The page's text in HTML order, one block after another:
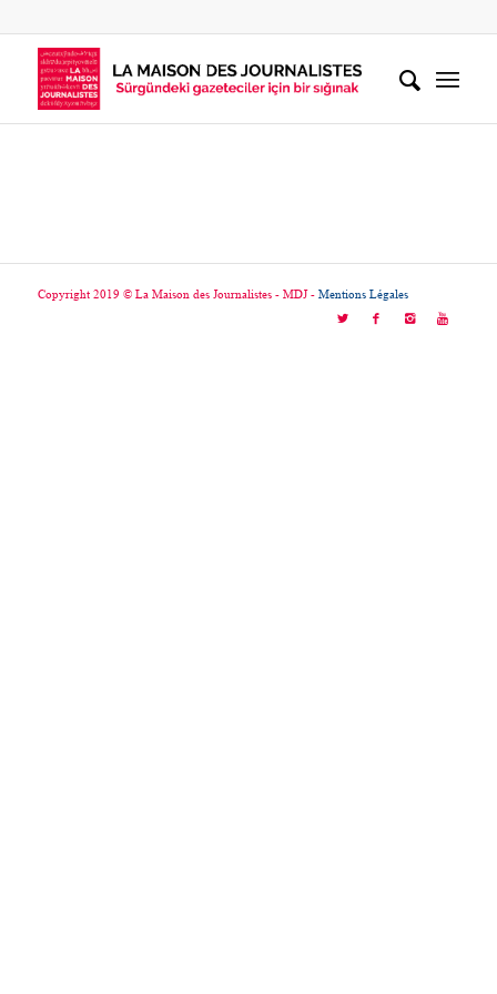
Copyright 2019 © La Maison des Journalistes - MDJ - Mentions Légales